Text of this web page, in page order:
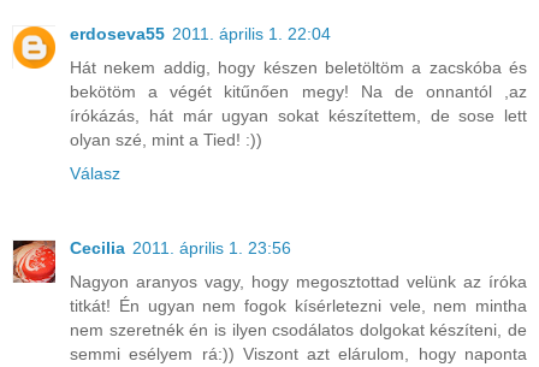
erdoseva55 2011. április 1. 22:04
Hát nekem addig, hogy készen beletöltöm a zacskóba és
bekötöm a végét kitűnően megy! Na de onnantól ,az
írókázás, hát már ugyan sokat készítettem, de sose lett
olyan szé, mint a Tied! :))
Válasz
Cecilia 2011. április 1. 23:56
Nagyon aranyos vagy, hogy megosztottad velünk az íróka
titkát! Én ugyan nem fogok kísérletezni vele, nem mintha
nem szeretnék én is ilyen csodálatos dolgokat készíteni, de
semmi esélyem rá:)) Viszont azt elárulom, hogy naponta